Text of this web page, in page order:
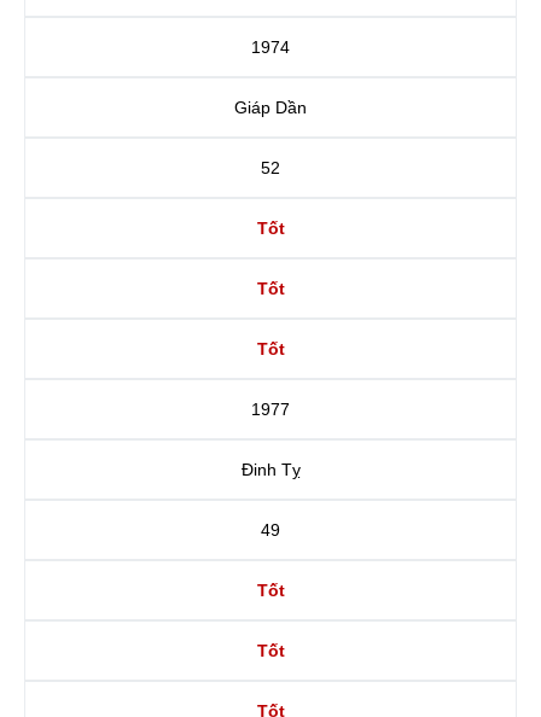
1974
Giáp Dần
52
Tốt
Tốt
Tốt
1977
Đinh Tỵ
49
Tốt
Tốt
Tốt